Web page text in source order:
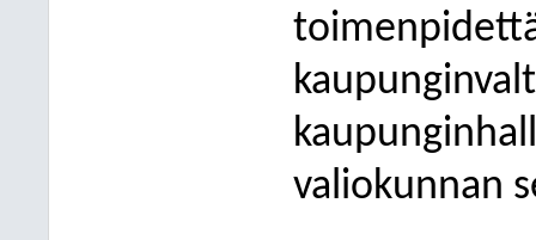
valiokunnan